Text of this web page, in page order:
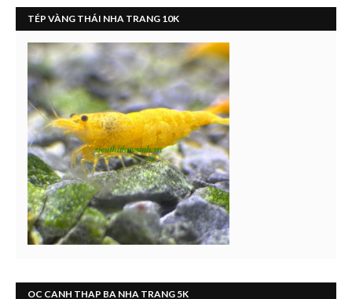
TÉP VÀNG THÁI NHA TRANG 10K
OC CANH THAP BA NHA TRANG 5K